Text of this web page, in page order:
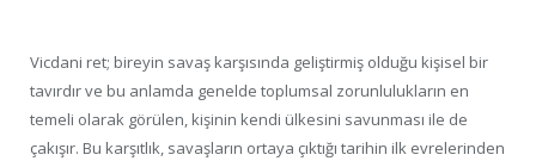
Vicdani ret; bireyin savaş karşısında geliştirmiş olduğu kişisel bir
tavırdır ve bu anlamda genelde toplumsal zorunlulukların en
temeli olarak görülen, kişinin kendi ülkesini savunması ile de
çakışır. Bu karşıtlık, savaşların ortaya çıktığı tarihin ilk evrelerinden